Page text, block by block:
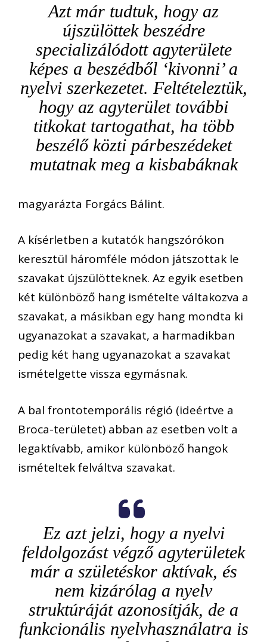
Azt már tudtuk, hogy az
újszülöttek beszédre
specializálódott agyterülete
képes a beszédből ‘kivonni’ a
nyelvi szerkezetet. Feltételeztük,
hogy az agyterület további
titkokat tartogathat, ha több
beszélő közti párbeszédeket
mutatnak meg a kisbabáknak
magyarázta Forgács Bálint.
A kísérletben a kutatók hangszórókon
keresztül háromféle módon játszottak le
szavakat újszülötteknek. Az egyik esetben
két különböző hang ismételte váltakozva a
szavakat, a másikban egy hang mondta ki
ugyanazokat a szavakat, a harmadikban
pedig két hang ugyanazokat a szavakat
ismételgette vissza egymásnak.
A bal frontotemporális régió (ideértve a
Broca-területet) abban az esetben volt a
legaktívabb, amikor különböző hangok
ismételtek felváltva szavakat.
Ez azt jelzi, hogy a nyelvi
feldolgozást végző agyterületek
már a születéskor aktívak, és
nem kizárólag a nyelv
struktúráját azonosítják, de a
funkcionális nyelvhasználatra is